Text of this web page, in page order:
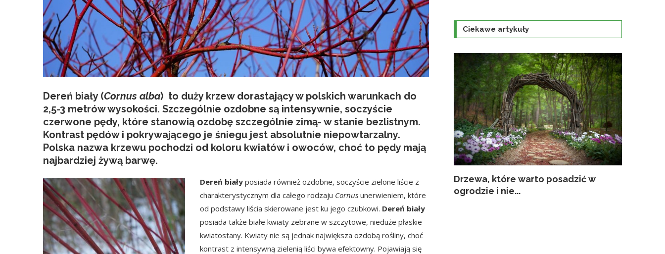
Dereń biały(Cornus alba) to duży krzew dorastający w polskich warunkach do
2,5-3 metrów wysokości. Szczególnie ozdobne są intensywnie, soczyście
czerwone pędy, które stanowią ozdobę szczególnie zimą- w stanie bezlistnym.
Kontrast pędów i pokrywającego je śniegu jest absolutnie niepowtarzalny.
Polska nazwa krzewu pochodzi od koloru kwiatów i owoców, choć to pędy mają
najbardziej żywą barwę.
Dereń biały posiada również ozdobne, soczyście zielone liście z
charakterystycznym dla całego rodzaju Cornus unerwieniem, które
od podstawy liścia skierowane jest ku jego czubkowi. Dereń biały
posiada także białe kwiaty zebrane w szczytowe, nieduże płaskie
kwiatostany. Kwiaty nie są jednak największa ozdobą rośliny, choć
kontrast z intensywną zielenią liści bywa efektowny. Pojawiają się
Ciekawe artykuły
Drzewa, które warto posadzić w
ogrodzie i nie...